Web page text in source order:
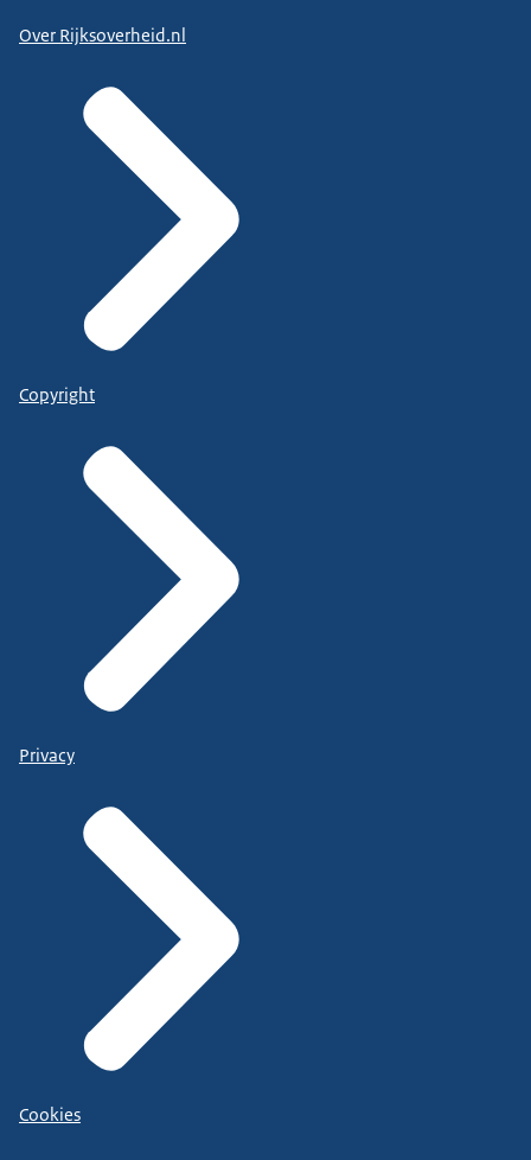
Over Rijksoverheid.nl
Copyright
Privacy
Cookies